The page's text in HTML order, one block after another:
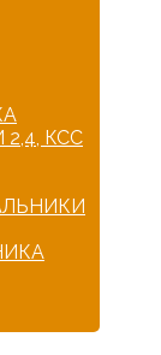
2,4, КСС